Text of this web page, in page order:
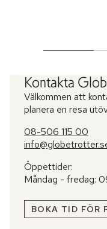
Kontakta
Välkommen att
planera en resa
08-506 115 00
Öppettider:
Måndag - fredag:
BOKA TID FÖR